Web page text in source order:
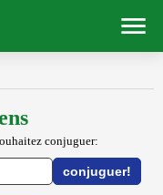
conjuguer: